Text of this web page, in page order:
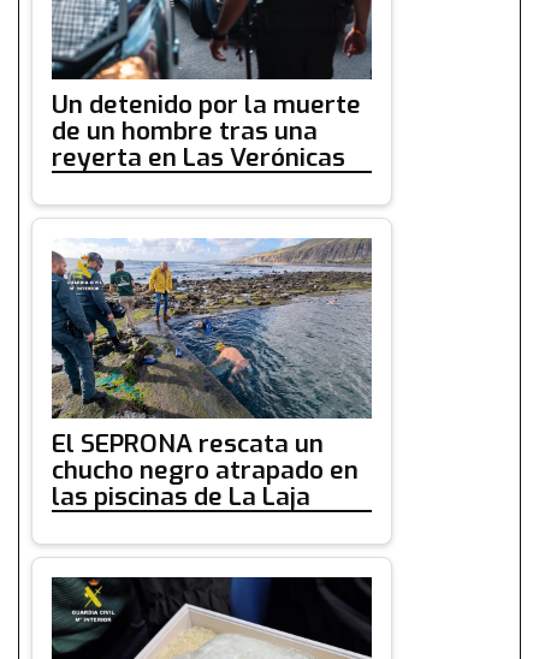
Un detenido por la muerte
de un hombre tras una
reyerta en Las Verónicas
El SEPRONA rescata un
chucho negro atrapado en
las piscinas de La Laja